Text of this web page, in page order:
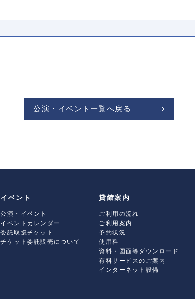
公演・イベント一覧へ戻る
イベント
公演・イベント
イベントカレンダー
委託取扱チケット
チケット委託販売について
貸館案内
ご利用の流れ
ご利用案内
予約状況
使用料
資料・図面等ダウンロード
有料サービスのご案内
インターネット設備